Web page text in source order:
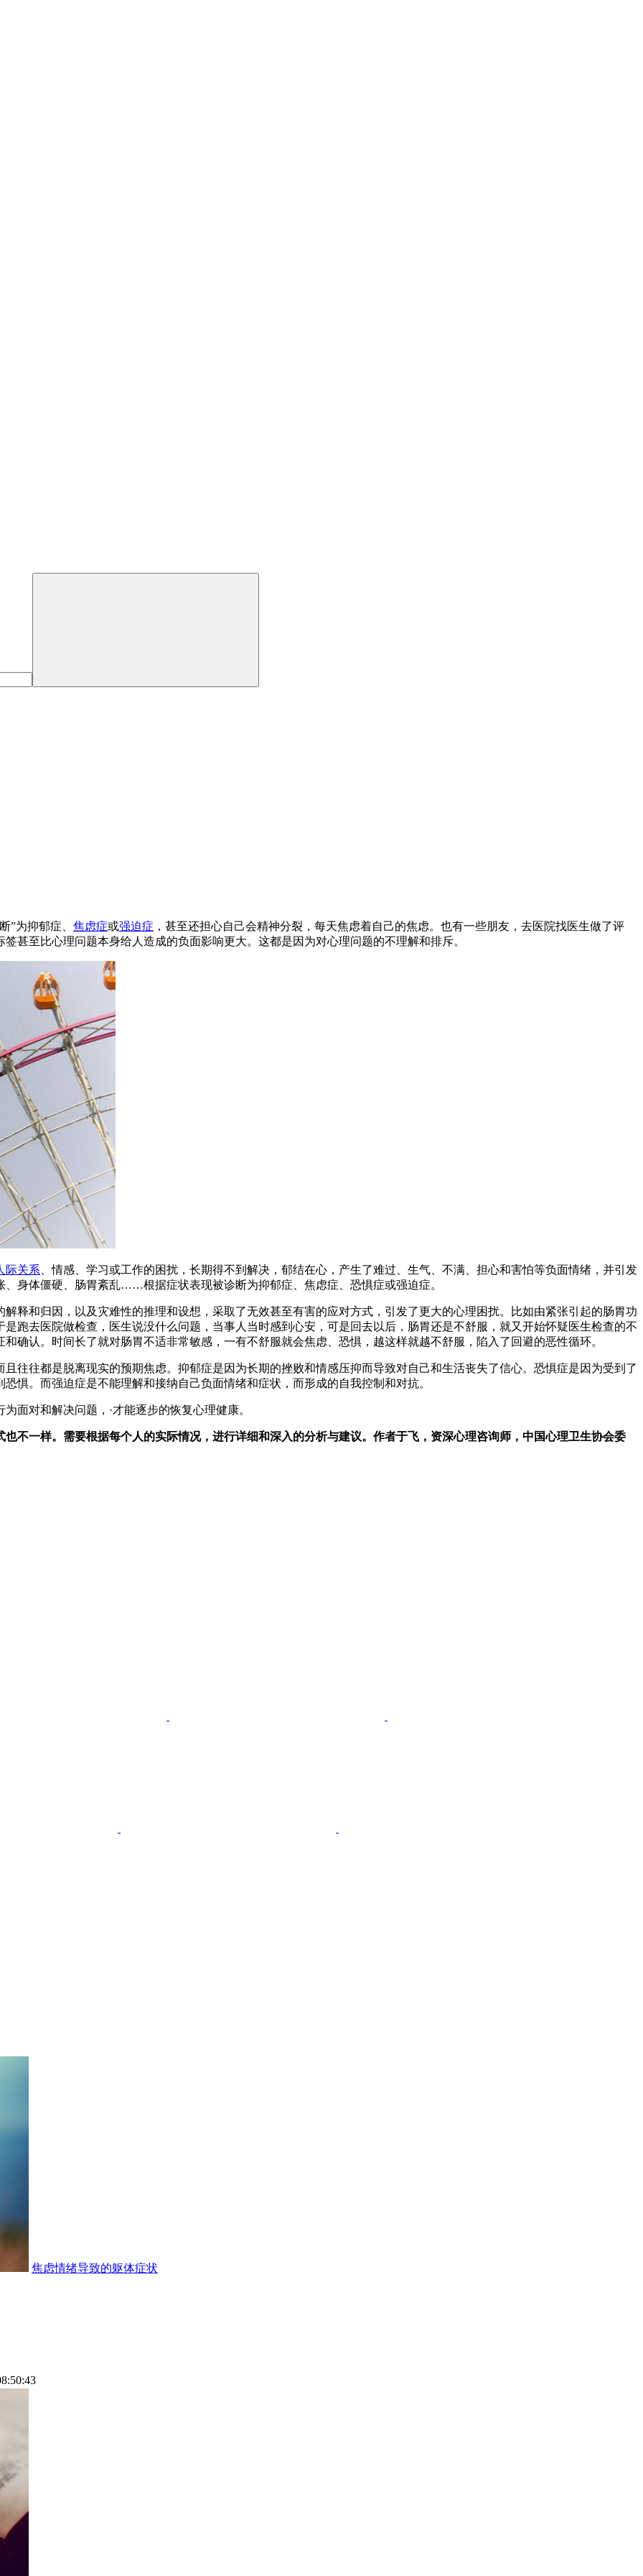
”为抑郁症、 焦虑症或强迫症 ，甚至还担心自己会精神分裂，每天焦虑着自己的焦虑。也有一些朋友，去医院找医生做了评
甚至比心理问题本身给人造成的负面影响更大。这都是因为对心理问题的不理解和排斥。
际关系 、情感、学习或工作的困扰，长期得不到解决，郁结在心，产生了难过、生气、不满、担心和害怕等负面情绪，并引发
身体僵硬、肠胃紊乱……根据症状表现被诊断为抑郁症、焦虑症、恐惧症或强迫症。
释和归因，以及灾难性的推理和设想，采取了无效甚至有害的应对方式，引发了更大的心理困扰。比如由紧张引起的肠胃功
跑去医院做检查，医生说没什么问题，当事人当时感到心安，可是回去以后，肠胃还是不舒服，就又开始怀疑医生检查的不
确认。时间长了就对肠胃不适非常敏感，一有不舒服就会焦虑、恐惧，越这样就越不舒服，陷入了回避的恶性循环。
往往都是脱离现实的预期焦虑。抑郁症是因为长期的挫败和情感压抑而导致对自己和生活丧失了信心。恐惧症是因为受到了
惧。而强迫症是不能理解和接纳自己负面情绪和症状，而形成的自我控制和对抗。
面对和解决问题，·才能逐步的恢复心理健康。
不一样。需要根据每个人的实际情况，进行详细和深入的分析与建议。作者于飞，资深心理咨询师，中国心理卫生协会委
焦虑情绪导致的躯体症状